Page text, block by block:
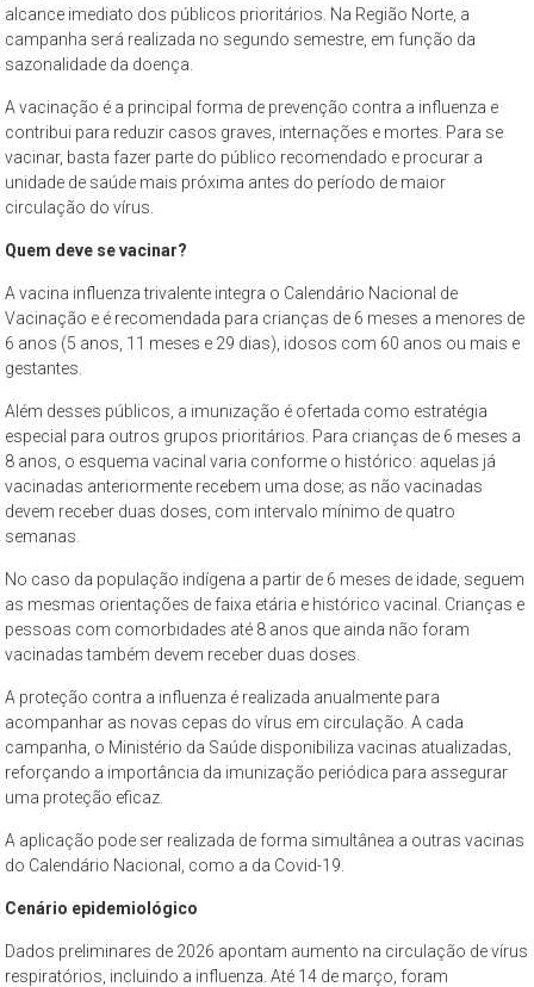
alcance imediato dos públicos prioritários. Na Região Norte, a
campanha será realizada no segundo semestre, em função da
sazonalidade da doença.
A vacinação é a principal forma de prevenção contra a influenza e
contribui para reduzir casos graves, internações e mortes. Para se
vacinar, basta fazer parte do público recomendado e procurar a
unidade de saúde mais próxima antes do período de maior
circulação do vírus.
Quem deve se vacinar?
A vacina influenza trivalente integra o Calendário Nacional de
Vacinação e é recomendada para crianças de 6 meses a menores de
6 anos (5 anos, 11 meses e 29 dias), idosos com 60 anos ou mais e
gestantes.
Além desses públicos, a imunização é ofertada como estratégia
especial para outros grupos prioritários. Para crianças de 6 meses a
8 anos, o esquema vacinal varia conforme o histórico: aquelas já
vacinadas anteriormente recebem uma dose; as não vacinadas
devem receber duas doses, com intervalo mínimo de quatro
semanas.
No caso da população indígena a partir de 6 meses de idade, seguem
as mesmas orientações de faixa etária e histórico vacinal. Crianças e
pessoas com comorbidades até 8 anos que ainda não foram
vacinadas também devem receber duas doses.
A proteção contra a influenza é realizada anualmente para
acompanhar as novas cepas do vírus em circulação. A cada
campanha, o Ministério da Saúde disponibiliza vacinas atualizadas,
reforçando a importância da imunização periódica para assegurar
uma proteção eficaz.
A aplicação pode ser realizada de forma simultânea a outras vacinas
do Calendário Nacional, como a da Covid-19.
Cenário epidemiológico
Dados preliminares de 2026 apontam aumento na circulação de vírus
respiratórios, incluindo a influenza. Até 14 de março, foram